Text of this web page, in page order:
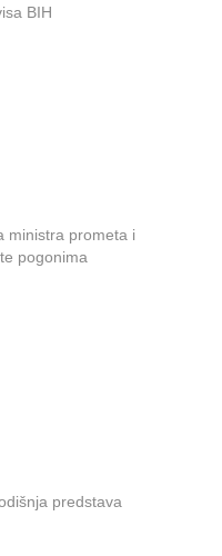
BIH
ministra prometa i
pogonima
predstava